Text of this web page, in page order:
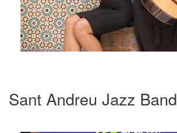
Sant Andreu Jazz Band